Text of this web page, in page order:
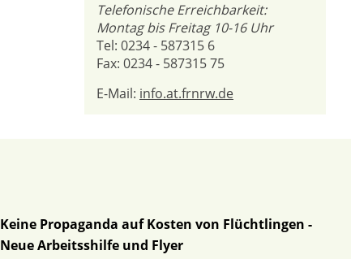
Telefonische Erreichbarkeit:
Montag bis Freitag 10-16 Uhr
Tel: 0234 - 587315 6
Fax: 0234 - 587315 75
E-Mail: info.at.frnrw.de
Keine Propaganda auf Kosten von Flüchtlingen -
Neue Arbeitsshilfe und Flyer